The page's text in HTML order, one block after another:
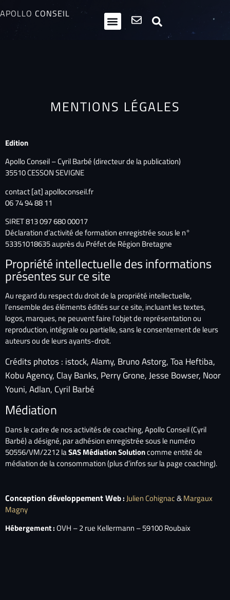
APOLLO CONSEIL
MENTIONS LÉGALES
Edition
Apollo Conseil – Cyril Barbé (directeur de la publication)
35510 CESSON SEVIGNE
contact [at] apolloconseil.fr
06 74 94 88 11
SIRET 813 097 680 00017
Déclaration d’activité de formation enregistrée sous le n°
53351018635 auprès du Préfet de Région Bretagne
Propriété intellectuelle des informations
présentes sur ce site
Au regard du respect du droit de la propriété intellectuelle,
l’ensemble des éléments édités sur ce site, incluant les textes,
logos, marques, ne peuvent faire l’objet de représentation ou
reproduction, intégrale ou partielle, sans le consentement de leurs
auteurs ou de leurs ayants-droit.
Crédits photos : istock, Alamy, Bruno Astorg, Toa Heftiba,
Kobu Agency, Clay Banks, Perry Grone, Jesse Bowser, Noor
Youni, Adlan, Cyril Barbé
Médiation
Dans le cadre de nos activités de coaching, Apollo Conseil (Cyril
Barbé) a désigné, par adhésion enregistrée sous le numéro
50556/VM/2212 laSAS Médiation Solutioncomme entité de
médiation de la consommation (plus d’infos sur la page coaching).
Conception développement Web:Julien Cohignac&Margaux
Magny
Hébergement :OVH – 2 rue Kellermann – 59100 Roubaix